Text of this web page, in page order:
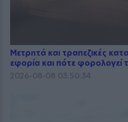
Μετρητά και τραπεζικές
εφορία και πότε
2026-08-08 03:50:34